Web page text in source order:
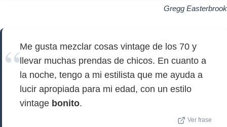
Gregg Easterbrook
Me gusta mezclar cosas vintage de los 70 y
llevar muchas prendas de chicos. En cuanto a
la noche, tengo a mi estilista que me ayuda a
lucir apropiada para mi edad, con un estilo
vintage bonito.
Ver frase